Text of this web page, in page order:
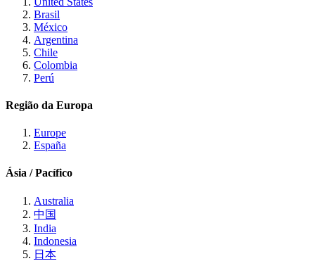
Brasil
México
Argentina
Chile
Colombia
Perú
Região da Europa
Europe
España
Ásia / Pacífico
Australia
中国
India
Indonesia
日本